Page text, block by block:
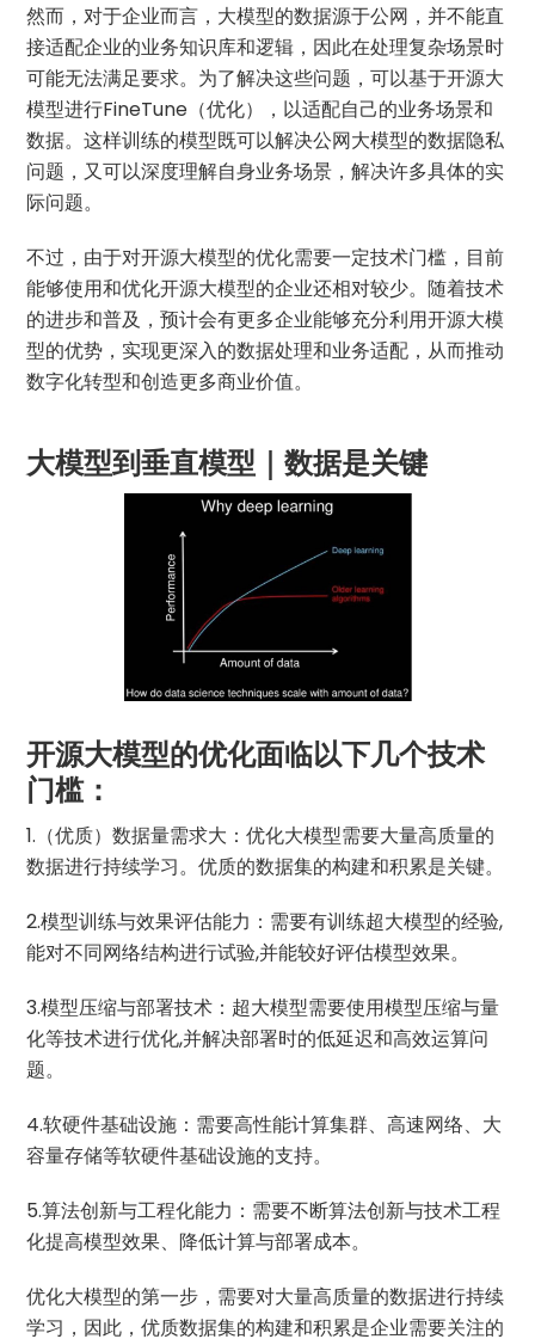
然而，对于企业而言，大模型的数据源于公网，并不能直
接适配企业的业务知识库和逻辑，因此在处理复杂场景时
可能无法满足要求。为了解决这些问题，可以基于开源大
模型进行FineTune（优化），以适配自己的业务场景和
数据。这样训练的模型既可以解决公网大模型的数据隐私
问题，又可以深度理解自身业务场景，解决许多具体的实
际问题。
不过，由于对开源大模型的优化需要一定技术门槛，目前
能够使用和优化开源大模型的企业还相对较少。随着技术
的进步和普及，预计会有更多企业能够充分利用开源大模
型的优势，实现更深入的数据处理和业务适配，从而推动
数字化转型和创造更多商业价值。
大模型到垂直模型｜数据是关键
开源大模型的优化面临以下几个技术
门槛：
1.（优质）数据量需求大：优化大模型需要大量高质量的
数据进行持续学习。优质的数据集的构建和积累是关键。
2.模型训练与效果评估能力：需要有训练超大模型的经验,
能对不同网络结构进行试验,并能较好评估模型效果。
3.模型压缩与部署技术：超大模型需要使用模型压缩与量
化等技术进行优化,并解决部署时的低延迟和高效运算问
题。
4.软硬件基础设施：需要高性能计算集群、高速网络、大
容量存储等软硬件基础设施的支持。
5.算法创新与工程化能力：需要不断算法创新与技术工程
化提高模型效果、降低计算与部署成本。
优化大模型的第一步，需要对大量高质量的数据进行持续
学习，因此，优质数据集的构建和积累是企业需要关注的